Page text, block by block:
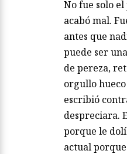
No fue solo
acabó mal.
antes que
puede ser
de pereza,
orgullo
escribió
despreciara.
porque le
actual